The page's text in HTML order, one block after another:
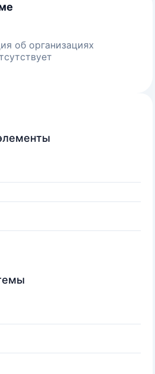
об организациях